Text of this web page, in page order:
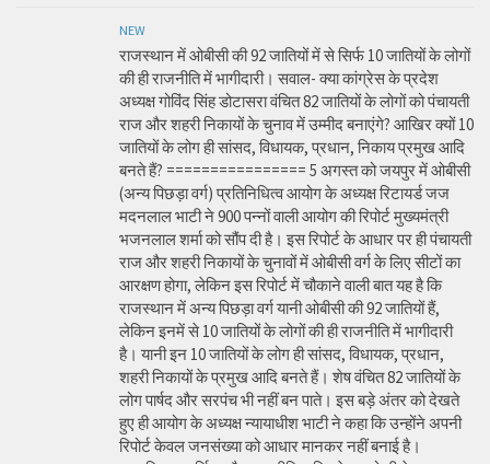
NEW
राजस्थान में ओबीसी की 92 जातियों में से सिर्फ 10 जातियों के लोगों
की ही राजनीति में भागीदारी। सवाल- क्या कांग्रेस के प्रदेश
अध्यक्ष गोविंद सिंह डोटासरा वंचित 82 जातियों के लोगों को पंचायती
राज और शहरी निकायों के चुनाव में उम्मीद बनाएंगे? आखिर क्यों 10
जातियों के लोग ही सांसद, विधायक, प्रधान, निकाय प्रमुख आदि
बनते हैं? ================ 5 अगस्त को जयपुर में ओबीसी
(अन्य पिछड़ा वर्ग) प्रतिनिधित्व आयोग के अध्यक्ष रिटायर्ड जज
मदनलाल भाटी ने 900 पन्नों वाली आयोग की रिपोर्ट मुख्यमंत्री
भजनलाल शर्मा को सौंप दी है। इस रिपोर्ट के आधार पर ही पंचायती
राज और शहरी निकायों के चुनावों में ओबीसी वर्ग के लिए सीटों का
आरक्षण होगा, लेकिन इस रिपोर्ट में चौकाने वाली बात यह है कि
राजस्थान में अन्य पिछड़ा वर्ग यानी ओबीसी की 92 जातियों हैं,
लेकिन इनमें से 10 जातियों के लोगों की ही राजनीति में भागीदारी
है। यानी इन 10 जातियों के लोग ही सांसद, विधायक, प्रधान,
शहरी निकायों के प्रमुख आदि बनते हैं। शेष वंचित 82 जातियों के
लोग पार्षद और सरपंच भी नहीं बन पाते। इस बड़े अंतर को देखते
हुए ही आयोग के अध्यक्ष न्यायाधीश भाटी ने कहा कि उन्होंने अपनी
रिपोर्ट केवल जनसंख्या को आधार मानकर नहीं बनाई है।